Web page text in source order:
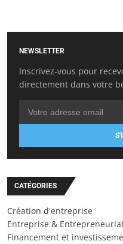
NEWSLETTER
Inscrivez-vous pour
directement dans votre
CATÉGORIES
Création d'entreprise
Entreprise &
Financement et